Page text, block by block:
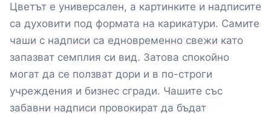
Цветът е универсален, а картинките и надписите
са духовити под формата на карикатури. Самите
чаши с надписи са едновременно свежи като
запазват семплия си вид. Затова спокойно
могат да се ползват дори и в по-строги
учреждения и бизнес сгради. Чашите със
забавни надписи провокират да бъдат